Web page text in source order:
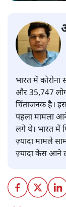
भारत में
और 35,747
चिंताजनक है।
पहला मामला
लगे थे। भारत में
ज़्यादा मामले
ज़्यादा केस आने